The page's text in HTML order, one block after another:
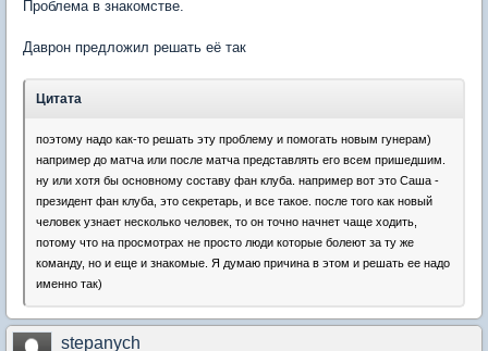
Проблема в знакомстве.
Даврон предложил решать её так
Цитата
поэтому надо как-то решать эту проблему и помогать новым гунерам)
например до матча или после матча представлять его всем пришедшим.
ну или хотя бы основному составу фан клуба. например вот это Саша -
президент фан клуба, это секретарь, и все такое. после того как новый
человек узнает несколько человек, то он точно начнет чаще ходить,
потому что на просмотрах не просто люди которые болеют за ту же
команду, но и еще и знакомые. Я думаю причина в этом и решать ее надо
именно так)
stepanych